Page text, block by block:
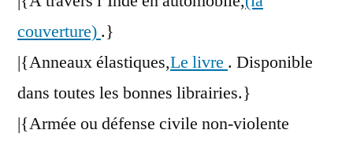
couverture) .}
|{Anneaux élastiques,Le livre . Disponible
dans toutes les bonnes librairies.}
|{Armée ou défense civile non-violente